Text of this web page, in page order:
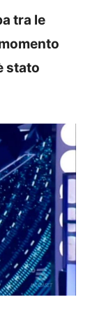
tra le
stato